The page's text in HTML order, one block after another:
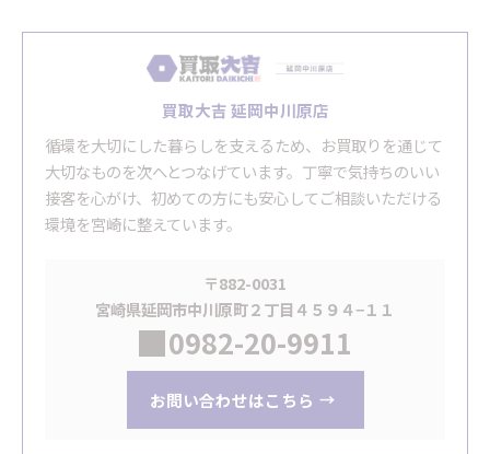
買取大吉 延岡中川原店
循環を大切にした暮らしを支えるため、お買取りを通じて
大切なものを次へとつなげています。丁寧で気持ちのいい
接客を心がけ、初めての方にも安心してご相談いただける
環境を宮崎に整えています。
〒882-0031
宮崎県延岡市中川原町２丁目４５９４−１１
0982-20-9911
お問い合わせはこちら